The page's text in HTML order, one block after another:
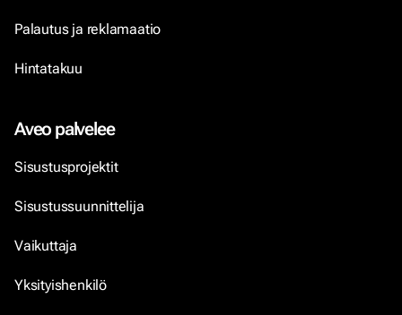
Palautus ja reklamaatio
Hintatakuu
Aveo palvelee
Sisustusprojektit
Sisustussuunnittelija
Vaikuttaja
Yksityishenkilö